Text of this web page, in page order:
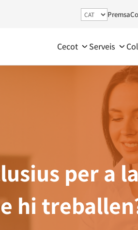
Premsa
Cecot Serveis
per a
hi